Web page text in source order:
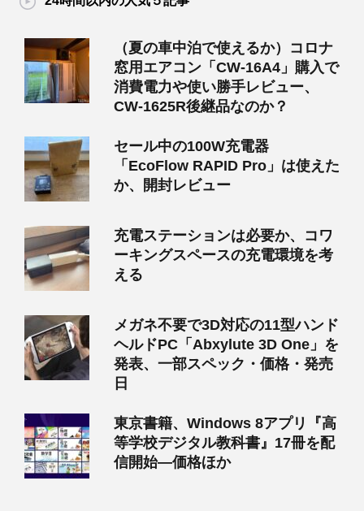
（夏の車中泊で使えるか）コロナ
窓用エアコン「CW-16A4」購入で
消費電力や使い勝手レビュー、
CW-1625R後継品なのか？
セール中の100W充電器
「EcoFlow RAPID Pro」は使えた
か、開封レビュー
充電ステーションは必要か、コワ
ーキングスペースの充電環境を考
える
メガネ不要で3D対応の11型ハンド
ヘルドPC「Abxylute 3D One」を
発表、一部スペック・価格・発売
日
東京書籍、Windows 8アプリ『高
等学校デジタル教科書』17冊を配
信開始―価格ほか